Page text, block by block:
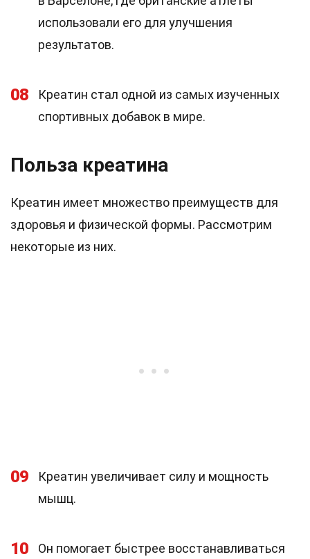
использовали его для улучшения
результатов.
08
Креатин стал одной из самых изученных
спортивных добавок в мире.
Польза креатина
Креатин имеет множество преимуществ для
здоровья и физической формы. Рассмотрим
некоторые из них.
09
Креатин увеличивает силу и мощность
мышц.
10
Он помогает быстрее восстанавливаться